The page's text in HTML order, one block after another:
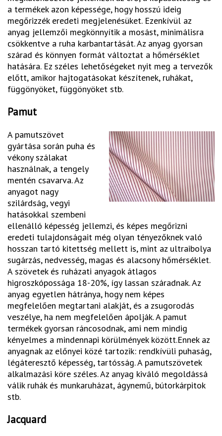
a termékek azon képessége, hogy hosszú ideig
megőrizzék eredeti megjelenésüket. Ezenkívül az
anyag jellemzői megkönnyítik a mosást, minimálisra
csökkentve a ruha karbantartását. Az anyag gyorsan
szárad és könnyen formát változtat a hőmérséklet
hatására. Ez széles lehetőségeket nyit meg a tervezők
előtt, amikor hajtogatásokat készítenek, ruhákat,
függönyöket, függönyöket stb.
Pamut
A pamutszövet
gyártása során puha és
vékony szálakat
használnak, a tengely
mentén csavarva. Az
anyagot nagy
szilárdság, vegyi
hatásokkal szembeni
ellenálló képesség jellemzi, és képes megőrizni
eredeti tulajdonságait még olyan tényezőknek való
hosszan tartó kitettség mellett is, mint az ultraibolya
sugárzás, nedvesség, magas és alacsony hőmérséklet.
A szövetek és ruházati anyagok átlagos
higroszkópossága 18-20%, így lassan száradnak. Az
anyag egyetlen hátránya, hogy nem képes
megfelelően megtartani alakját, és a zsugorodás
veszélye, ha nem megfelelően ápolják. A pamut
termékek gyorsan ráncosodnak, ami nem mindig
kényelmes a mindennapi körülmények között.Ennek az
anyagnak az előnyei közé tartozik: rendkívüli puhaság,
légáteresztő képesség, tartósság. A pamutszövetek
alkalmazási köre széles. Az anyag kiváló megoldássá
válik ruhák és munkaruházat, ágynemű, bútorkárpitok
stb.
Jacquard